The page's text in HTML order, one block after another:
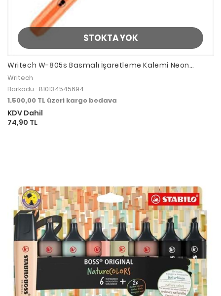
STOKTA YOK
Writech W-805s Basmalı İşaretleme Kalemi Neon
Orange
Writech
Barkodu : 810134545694
1.500,00 TL üzeri kargo bedava
KDV Dahil
74,90 TL